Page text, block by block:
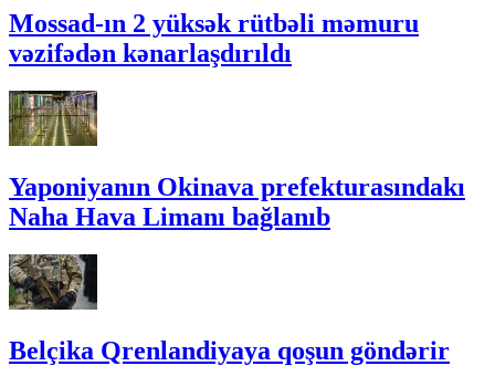
Mossad-ın 2 yüksək rütbəli məmuru
vəzifədən kənarlaşdırıldı
Yaponiyanın Okinava prefekturasındakı
Naha Hava Limanı bağlanıb
Belçika Qrenlandiyaya qoşun göndərir